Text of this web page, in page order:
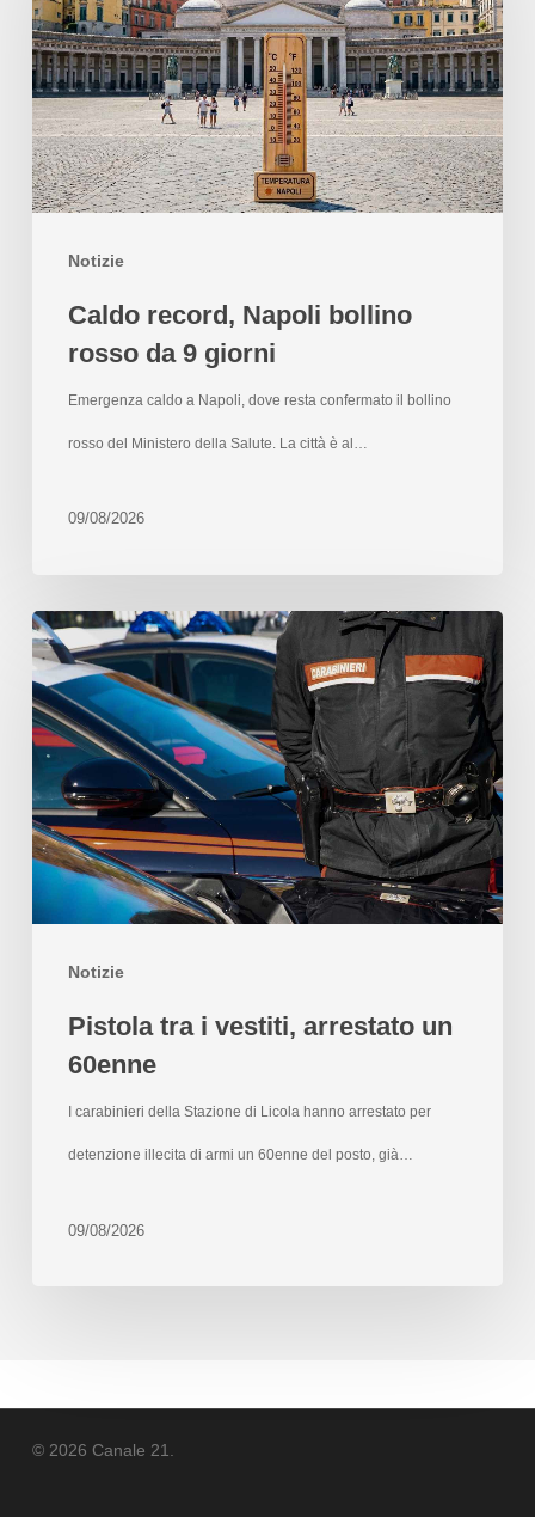
Notizie
Caldo record, Napoli bollino
rosso da 9 giorni
Emergenza caldo a Napoli, dove resta confermato il bollino
rosso del Ministero della Salute. La città è al…
09/08/2026
Notizie
Pistola tra i vestiti, arrestato un
60enne
I carabinieri della Stazione di Licola hanno arrestato per
detenzione illecita di armi un 60enne del posto, già…
09/08/2026
© 2026 Canale 21.